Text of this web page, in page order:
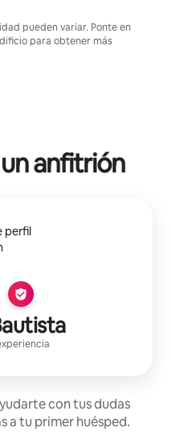
pueden variar. Ponte en
para obtener más
anfitrión
con tus dudas
a tu primer huésped.